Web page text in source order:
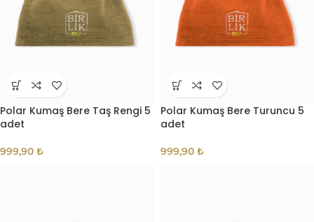
Polar Kumaş Bere Taş Rengi 5
adet
999,90 ₺
Polar Kumaş Bere Turuncu 5
adet
999,90 ₺